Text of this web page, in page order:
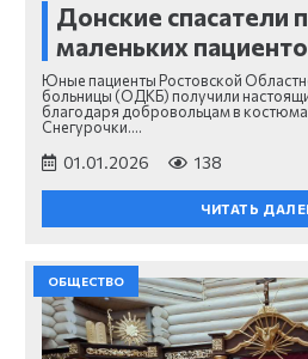
Донские спасатели
маленьких
Юные пациенты Ростовской
больницы (ОДКБ) получили
благодаря добровольцам в
Снегурочки.…
01.01.2026 138
ЧИТАТЬ
ОБЩЕСТВО